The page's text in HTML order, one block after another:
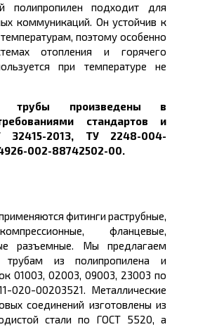
полипропилен подходит для
коммуникаций. Он устойчив к
поэтому особенно
отопления и горячего
при температуре не
трубы произведены в
стандартов и
32415-2013, ТУ 2248-004-
002-88742502-00.
фитинги раструбные,
фланцевые,
разъемные. Мы предлагаем
из полипропилена и
01003, 02003, 09003, 23003 по
020-00203521. Металлические
соединений изготовлены из
стали по ГОСТ 5520, а